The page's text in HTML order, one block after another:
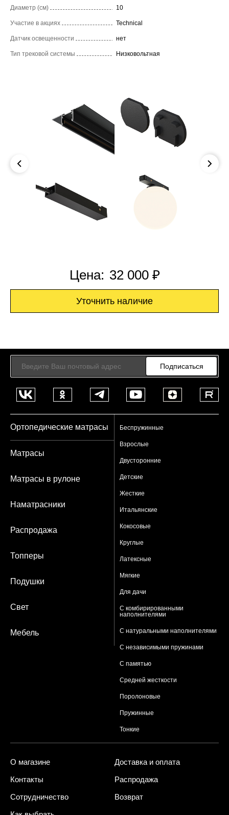
Диаметр (см) 10
Участие в акциях Technical
Датчик освещенности нет
Тип трековой системы Низковольтная
Цена: 32 000 ₽
Уточнить наличие
Подписаться
Ортопедические матрасы Беспружинные
Взрослые
Двусторонние
Детские
Жесткие
Итальянские
Кокосовые
Круглые
Латексные
Мягкие
Для дачи
С комбирированными
наполнителями
С натуральными наполнителями
С независимыми пружинами
С памятью
Средней жесткости
Поролоновые
Пружинные
Тонкие
Матрасы
Матрасы в рулоне
Наматрасники
Распродажа
Топперы
Подушки
Свет
Мебель
О магазине
Доставка и оплата
Контакты
Распродажа
Сотрудничество
Возврат